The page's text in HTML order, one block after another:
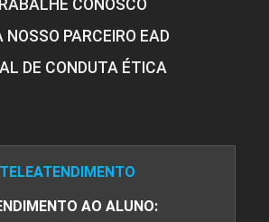
CONOSCO
NOSSO PARCEIRO EAD
DE CONDUTA ÉTICA
TELEATENDIMENTO
AO ALUNO: